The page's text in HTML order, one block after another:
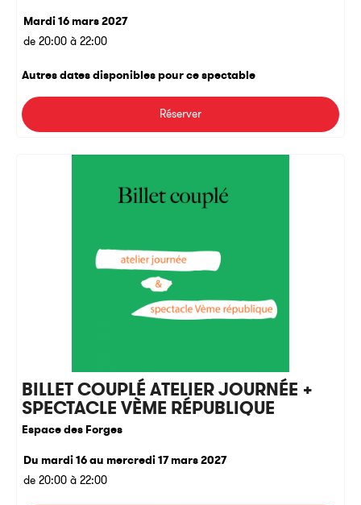
Mardi 16 mars 2027
de 20:00 à 22:00
Autres dates disponibles pour ce spectable
Réserver
BILLET COUPLÉ ATELIER JOURNÉE +
SPECTACLE VÈME RÉPUBLIQUE
Espace des Forges
Du mardi 16 au mercredi 17 mars 2027
de 20:00 à 22:00